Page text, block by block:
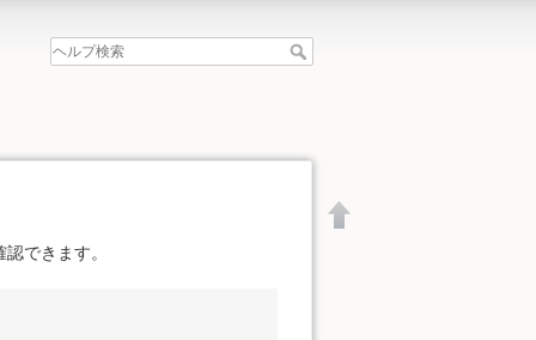
できます。